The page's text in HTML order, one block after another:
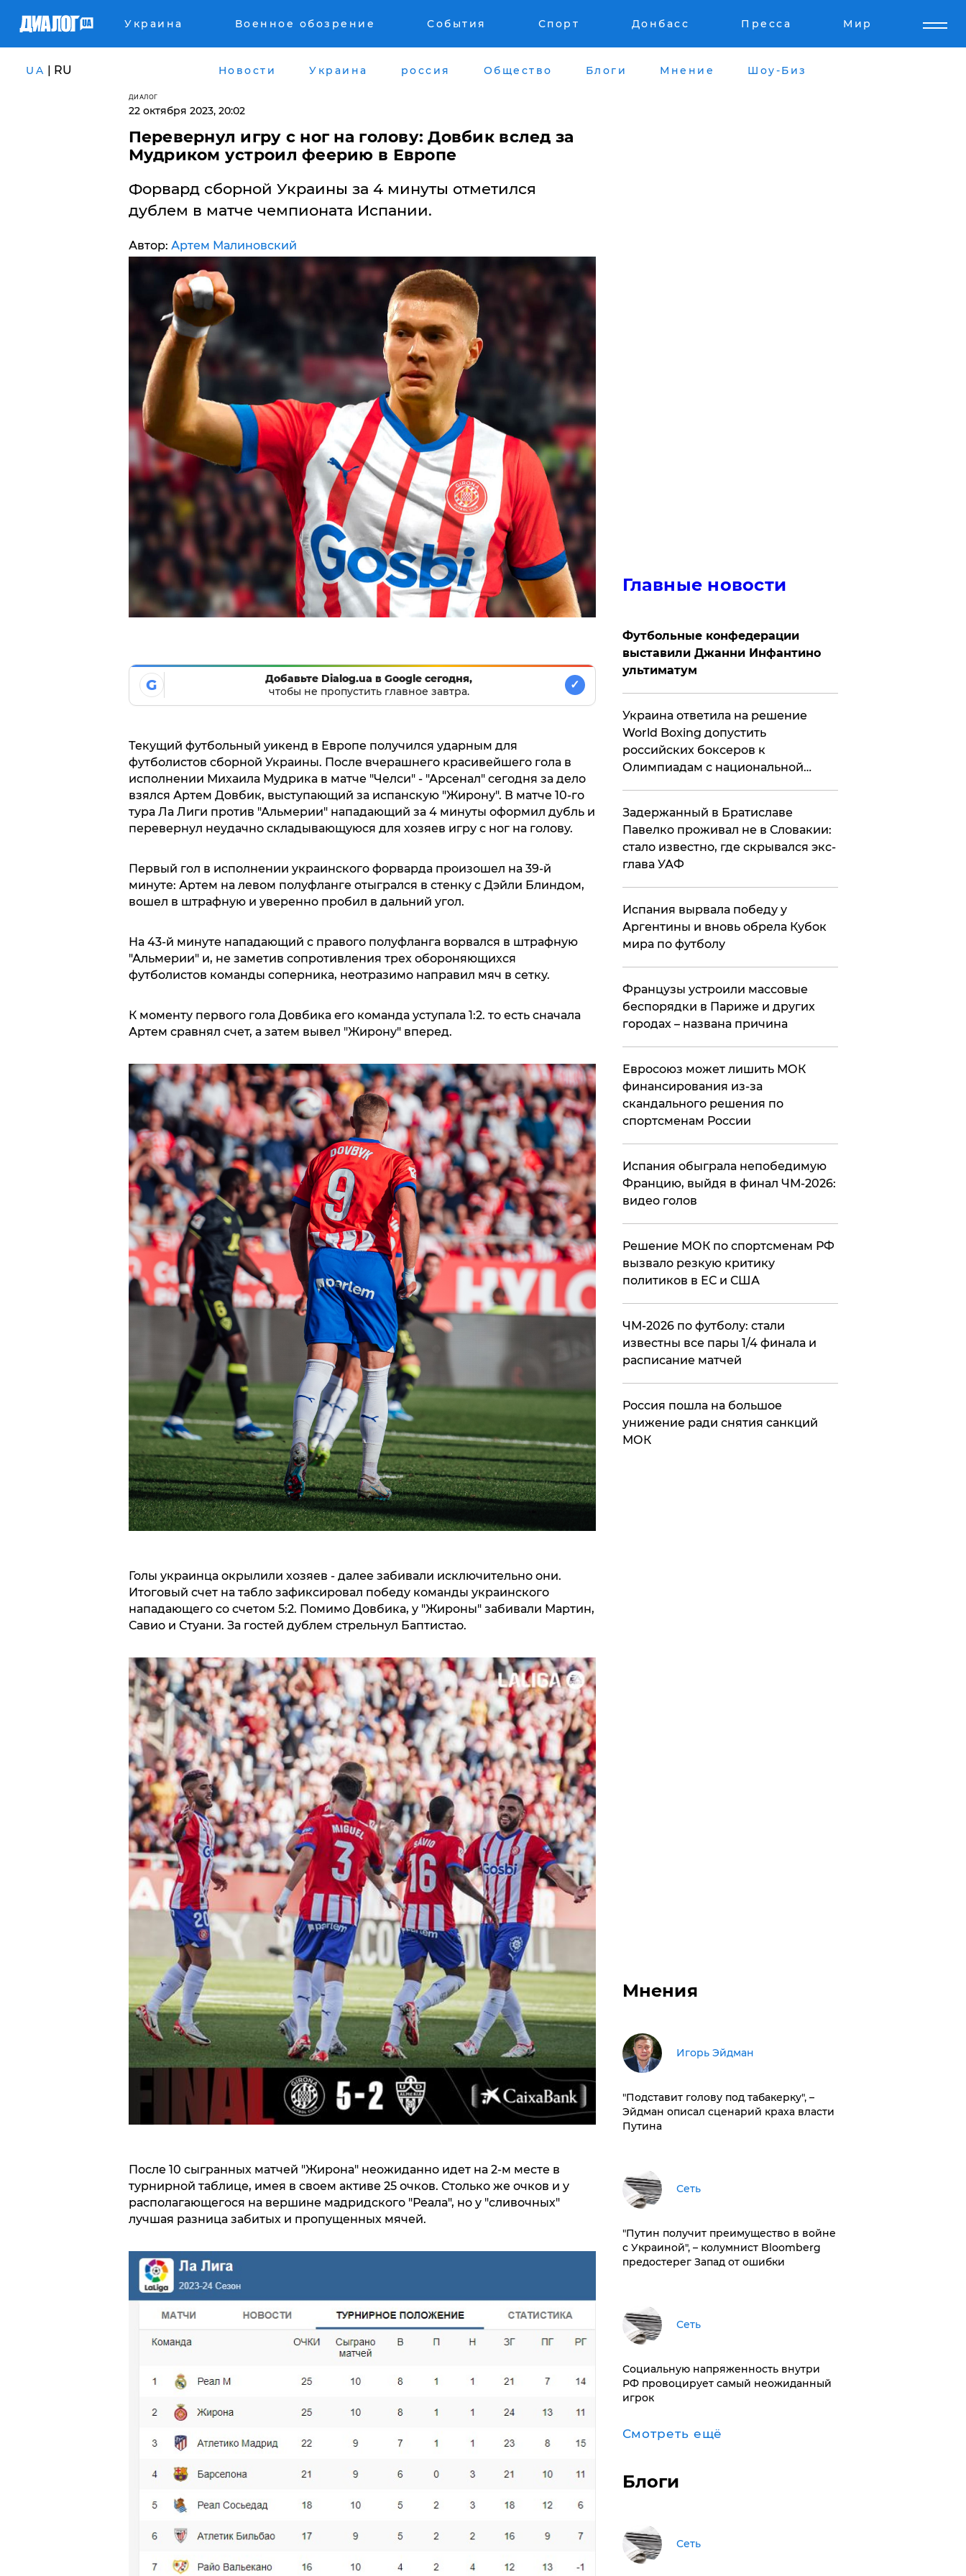
Украина Военное обозрение События Спорт Донбасс Пресса Мир
UA | RU Новости Украина россия Общество Блоги Мнение Шоу-Биз
ДИАЛОГ
22 октября 2023, 20:02
Перевернул игру с ног на голову: Довбик вслед за
Мудриком устроил феерию в Европе
Форвард сборной Украины за 4 минуты отметился
дублем в матче чемпионата Испании.
Автор: Артем Малиновский
G
Добавьте Dialog.ua в Google сегодня,
чтобы не пропустить главное завтра.
✓
Текущий футбольный уикенд в Европе получился ударным для
футболистов сборной Украины. После вчерашнего красивейшего гола в
исполнении Михаила Мудрика в матче "Челси" - "Арсенал" сегодня за дело
взялся Артем Довбик, выступающий за испанскую "Жирону". В матче 10-го
тура Ла Лиги против "Альмерии" нападающий за 4 минуты оформил дубль и
перевернул неудачно складывающуюся для хозяев игру с ног на голову.
Первый гол в исполнении украинского форварда произошел на 39-й
минуте: Артем на левом полуфланге отыгрался в стенку с Дэйли Блиндом,
вошел в штрафную и уверенно пробил в дальний угол.
На 43-й минуте нападающий с правого полуфланга ворвался в штрафную
"Альмерии" и, не заметив сопротивления трех обороняющихся
футболистов команды соперника, неотразимо направил мяч в сетку.
К моменту первого гола Довбика его команда уступала 1:2. то есть сначала
Артем сравнял счет, а затем вывел "Жирону" вперед.
Голы украинца окрылили хозяев - далее забивали исключительно они.
Итоговый счет на табло зафиксировал победу команды украинского
нападающего со счетом 5:2. Помимо Довбика, у "Жироны" забивали Мартин,
Савио и Стуани. За гостей дублем стрельнул Баптистао.
После 10 сыгранных матчей "Жирона" неожиданно идет на 2-м месте в
турнирной таблице, имея в своем активе 25 очков. Столько же очков и у
располагающегося на вершине мадридского "Реала", но у "сливочных"
лучшая разница забитых и пропущенных мячей.
Главные новости
Футбольные конфедерации
выставили Джанни Инфантино
ультиматум
Украина ответила на решение
World Boxing допустить
российских боксеров к
Олимпиадам с национальной
Задержанный в Братиславе
Павелко проживал не в Словакии:
стало известно, где скрывался экс-
глава УАФ
Испания вырвала победу у
Аргентины и вновь обрела Кубок
мира по футболу
Французы устроили массовые
беспорядки в Париже и других
городах – названа причина
Евросоюз может лишить МОК
финансирования из-за
скандального решения по
спортсменам России
Испания обыграла непобедимую
Францию, выйдя в финал ЧМ-2026:
видео голов
Решение МОК по спортсменам РФ
вызвало резкую критику
политиков в ЕС и США
ЧМ-2026 по футболу: стали
известны все пары 1/4 финала и
расписание матчей
Россия пошла на большое
унижение ради снятия санкций
МОК
Мнения
Игорь Эйдман
​"Подставит голову под табакерку", –
Эйдман описал сценарий краха власти
Путина
Сеть
"Путин получит преимущество в войне
с Украиной", – колумнист Bloomberg
предостерег Запад от ошибки
Сеть
Социальную напряженность внутри
РФ провоцирует самый неожиданный
игрок
Смотреть ещё
Блоги
Сеть